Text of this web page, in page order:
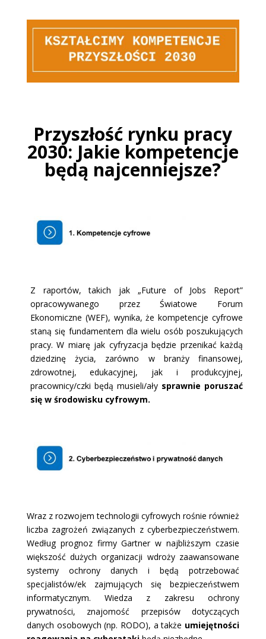
Przyszłość rynku pracy
2030: Jakie kompetencje
będą najcenniejsze?
Z raportów, takich jak „Future of Jobs Report”
opracowywanego przez Światowe Forum
Ekonomiczne (WEF), wynika, że kompetencje cyfrowe
staną się fundamentem dla wielu osób poszukujących
pracy. W miarę jak cyfryzacja będzie przenikać każdą
dziedzinę życia, zarówno w branży finansowej,
zdrowotnej, edukacyjnej, jak i produkcyjnej,
pracownicy/czki będą musieli/ały sprawnie poruszać
się w środowisku cyfrowym.
Wraz z rozwojem technologii cyfrowych rośnie również
liczba zagrożeń związanych z cyberbezpieczeństwem.
Według prognoz firmy Gartner w najbliższym czasie
większość dużych organizacji wdroży zaawansowane
systemy ochrony danych i będą potrzebować
specjalistów/ek zajmujących się bezpieczeństwem
informatycznym. Wiedza z zakresu ochrony
prywatności, znajomość przepisów dotyczących
danych osobowych (np. RODO), a także umiejętności